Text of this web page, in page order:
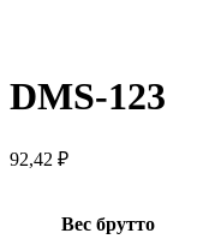
DMS-123
92,42 ₽
Вес брутто